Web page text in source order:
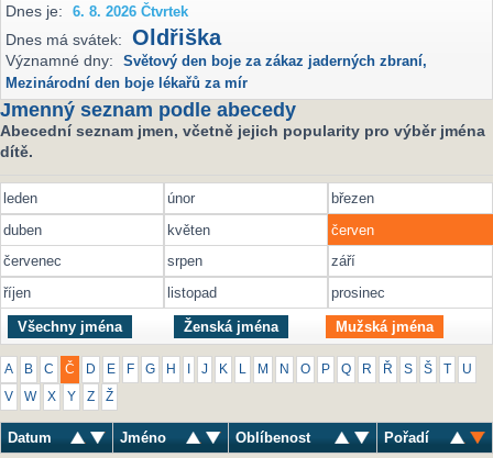
Dnes je:
6. 8. 2026 Čtvrtek
Dnes má svátek: Oldřiška
Významné dny: Světový den boje za zákaz jaderných zbraní,
Mezinárodní den boje lékařů za mír
Jmenný seznam podle abecedy
Abecední seznam jmen, včetně jejich popularity pro výběr jména
dítě.
leden únor
březen
duben
květen
červen
červenec
srpen
září
říjen
listopad prosinec
Všechny jména Ženská jména Mužská jména
A B C Č D E F G H J K M N O P Q R Ř S Š U
V W X Y Z Ž
Datum Jméno Oblíbenost Pořadí